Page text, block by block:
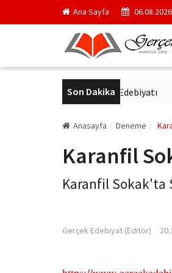
Ana Sayfa 06.08.2026
Son Dakika
Modern Alman Edebiyatı
Anasayfa Deneme
Karanfil
Karanfil Sokak'ta
Gerçek Edebiyat (Editör)